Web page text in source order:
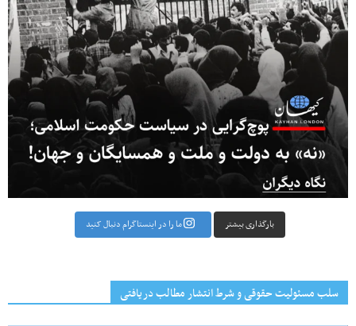
بارگذاری بیشتر ما را در اینستاگرام دنبال کنید
سلب مسئولیت حقوقی و شرط انتشار مطالب دریافتی